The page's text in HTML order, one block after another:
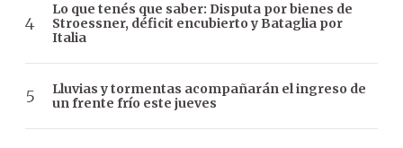
Lo que tenés que saber: Disputa por bienes de
Stroessner, déficit encubierto y Bataglia por
Italia
Lluvias y tormentas acompañarán el ingreso de
un frente frío este jueves